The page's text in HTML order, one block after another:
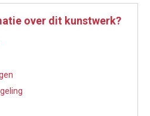
over dit kunstwerk?